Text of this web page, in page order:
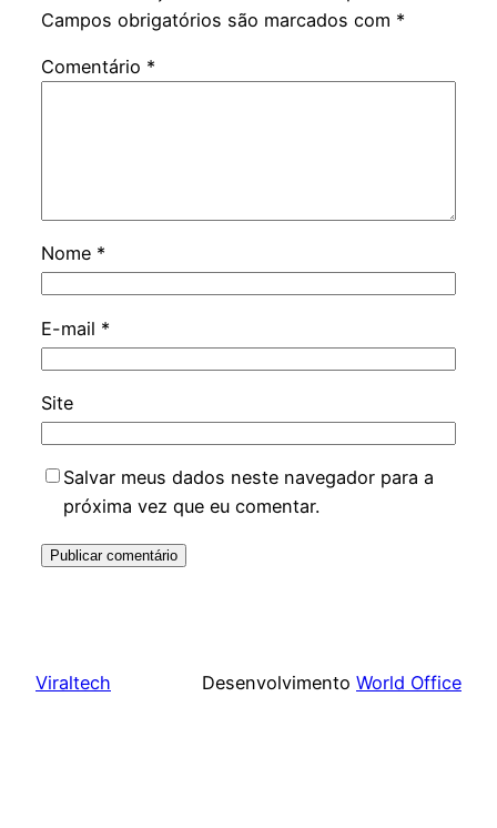
Campos obrigatórios são marcados com *
Comentário *
Nome *
E-mail *
Site
Salvar meus dados neste navegador para a
próxima vez que eu comentar.
Viraltech Desenvolvimento World Office